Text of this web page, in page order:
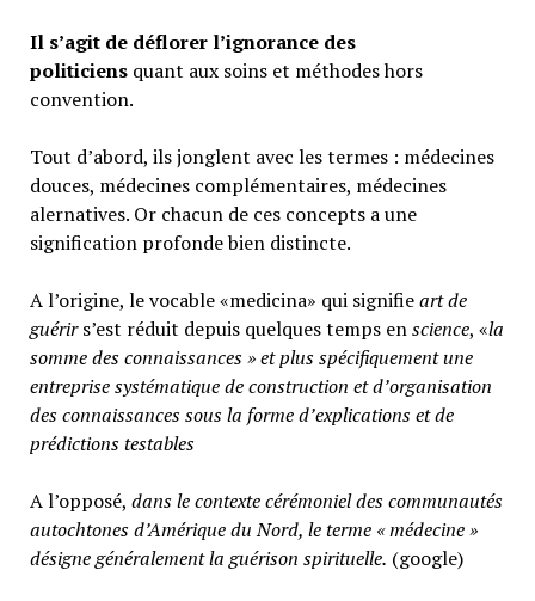
Il s’agit de déflorer l’ignorance des
politiciensquant aux soins et méthodes hors
convention.
Tout d’abord, ils jonglent avec les termes : médecines
douces, médecines complémentaires, médecines
alernatives. Or chacun de ces concepts a une
signification profonde bien distincte.
A l’origine, le vocable «medicina» qui signifieart de
guérirs’est réduit depuis quelques temps enscience, «la
somme des connaissances » et plus spécifiquement une
entreprise systématique de construction et d’organisation
des connaissances sous la forme d’explications et de
prédictions testables
A l’opposé, dans le contexte cérémoniel des communautés
autochtones d’Amérique du Nord, le terme « médecine »
désigne généralementla guérison spirituelle. (google)